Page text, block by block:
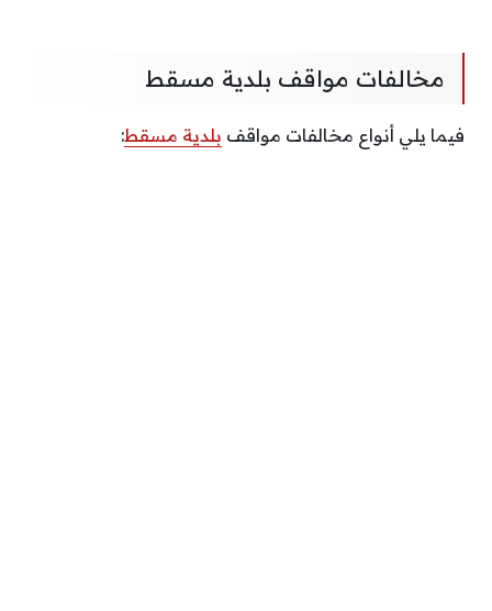
مخالفات مواقف بلدية مسقط
فيما يلي أنواع مخالفات مواقف بلدية مسقط: